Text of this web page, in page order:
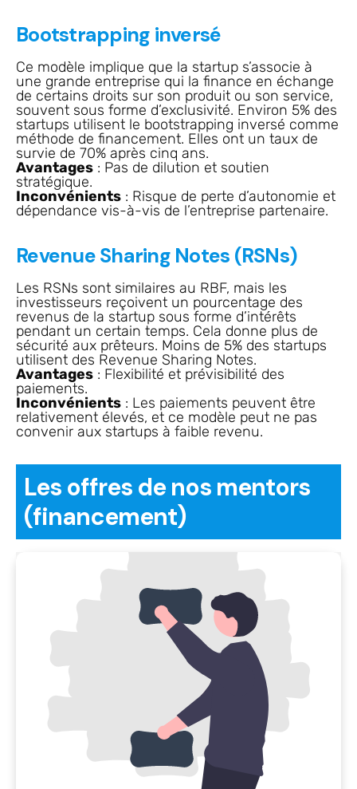
Bootstrapping inversé
Ce modèle implique que la startup s’associe à
une grande entreprise qui la finance en échange
de certains droits sur son produit ou son service,
souvent sous forme d’exclusivité. Environ 5% des
startups utilisent le bootstrapping inversé comme
méthode de financement. Elles ont un taux de
survie de 70% après cinq ans.
Avantages : Pas de dilution et soutien
stratégique.
Inconvénients : Risque de perte d’autonomie et
dépendance vis-à-vis de l’entreprise partenaire.
Revenue Sharing Notes (RSNs)
Les RSNs sont similaires au RBF, mais les
investisseurs reçoivent un pourcentage des
revenus de la startup sous forme d’intérêts
pendant un certain temps. Cela donne plus de
sécurité aux prêteurs. Moins de 5% des startups
utilisent des Revenue Sharing Notes.
Avantages : Flexibilité et prévisibilité des
paiements.
Inconvénients : Les paiements peuvent être
relativement élevés, et ce modèle peut ne pas
convenir aux startups à faible revenu.
Les offres de nos mentors
(financement)